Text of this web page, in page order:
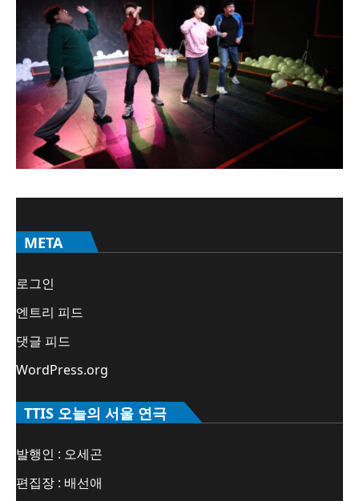
META
로그인
엔트리 피드
댓글 피드
WordPress.org
TTIS 오늘의 서울 연극
발행인 : 오세곤
편집장 : 배선애